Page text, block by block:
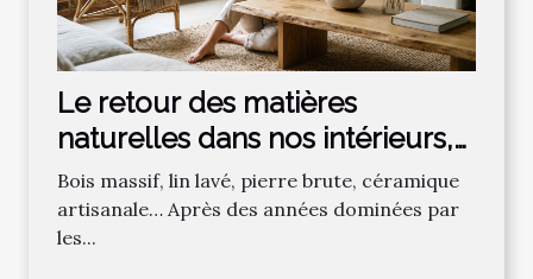
Le retour des matières
naturelles dans nos intérieurs,
effet de mode ou vraie
tendance ?
Bois massif, lin lavé, pierre brute, céramique
artisanale… Après des années dominées par
les...